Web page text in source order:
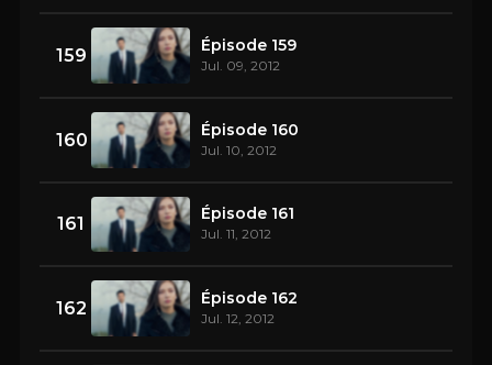
159 Épisode 159
Jul. 09, 2012
160 Épisode 160
Jul. 10, 2012
161 Épisode 161
Jul. 11, 2012
162 Épisode 162
Jul. 12, 2012